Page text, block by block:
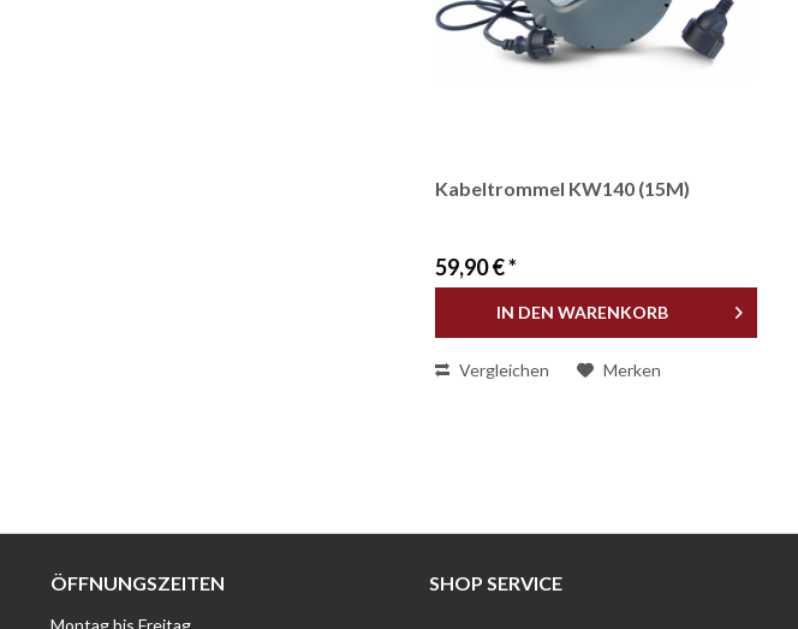
Kabeltrommel KW140 (15M)
59,90 € *
IN DEN WARENKORB
Vergleichen Merken
ÖFFNUNGSZEITEN
Montag bis Freitag
SHOP SERVICE